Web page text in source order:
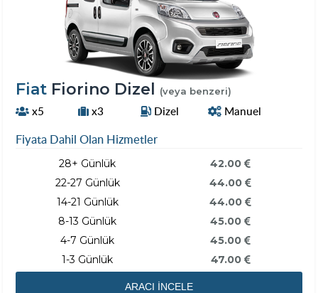
Fiat Fiorino Dizel (veya benzeri)
x5 x3 Dizel Manuel
Fiyata Dahil Olan Hizmetler
28+ Günlük
22-27 Günlük
14-21 Günlük
8-13 Günlük
4-7 Günlük
1-3 Günlük
42.00
44.00
44.00
45.00
45.00
47.00
ARACI İNCELE